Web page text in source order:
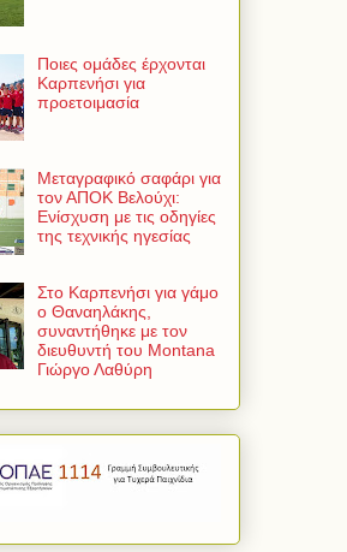
Ποιες ομάδες έρχονται
Καρπενήσι για
προετοιμασία
Μεταγραφικό σαφάρι για
τον ΑΠΟΚ Βελούχι:
Ενίσχυση με τις οδηγίες
της τεχνικής ηγεσίας
Στο Καρπενήσι για γάμο
ο Θαναηλάκης,
συναντήθηκε με τον
διευθυντή του Montana
Γιώργο Λαθύρη